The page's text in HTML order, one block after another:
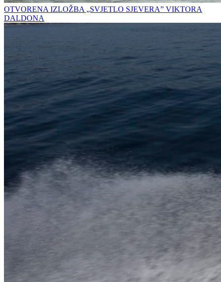
OTVORENA IZLOŽBA „SVJETLO SJEVERA” VIKTORA
DALDONA